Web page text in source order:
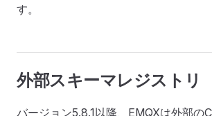
す。
外部スキーマレジストリ
バージョン5.8.1以降、EMQXは外部の